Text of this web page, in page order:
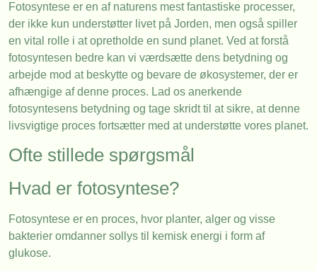
Fotosyntese er en af naturens mest fantastiske processer,
der ikke kun understøtter livet på Jorden, men også spiller
en vital rolle i at opretholde en sund planet. Ved at forstå
fotosyntesen bedre kan vi værdsætte dens betydning og
arbejde mod at beskytte og bevare de økosystemer, der er
afhængige af denne proces. Lad os anerkende
fotosyntesens betydning og tage skridt til at sikre, at denne
livsvigtige proces fortsætter med at understøtte vores planet.
Ofte stillede spørgsmål
Hvad er fotosyntese?
Fotosyntese er en proces, hvor planter, alger og visse
bakterier omdanner sollys til kemisk energi i form af
glukose.